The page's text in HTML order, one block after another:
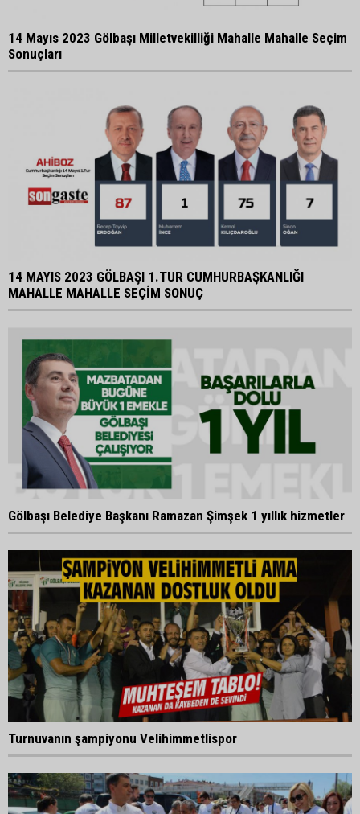
14 Mayıs 2023 Gölbaşı Milletvekilliği Mahalle Mahalle Seçim
Sonuçları
14 MAYIS 2023 GÖLBAŞI 1.TUR CUMHURBAŞKANLIĞI
MAHALLE MAHALLE SEÇİM SONUÇ
Gölbaşı Belediye Başkanı Ramazan Şimşek 1 yıllık hizmetler
Turnuvanın şampiyonu Velihimmetlispor